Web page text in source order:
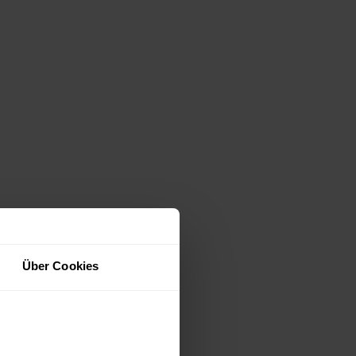
Über Cookies